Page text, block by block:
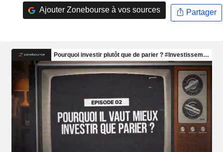
Ajouter Zonebourse à vos sources Partager